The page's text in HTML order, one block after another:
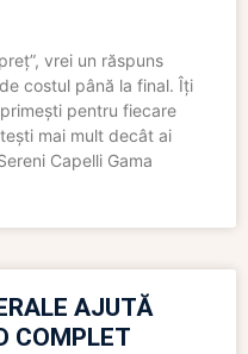
vrei un răspuns
costul până la final. Îți
pentru fiecare
mai mult decât ai
Capelli Gama
AJUTĂ
COMPLET